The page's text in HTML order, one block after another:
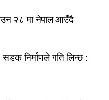
२८ मा नेपाल आउँदै
निर्माणले गति लिन्छ :